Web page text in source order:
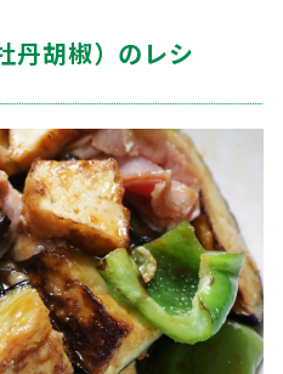
丹胡椒）のレシ